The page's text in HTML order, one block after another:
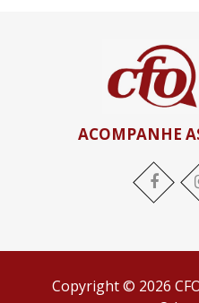
ACOMPANHE
Facebook
Copyright © 2026